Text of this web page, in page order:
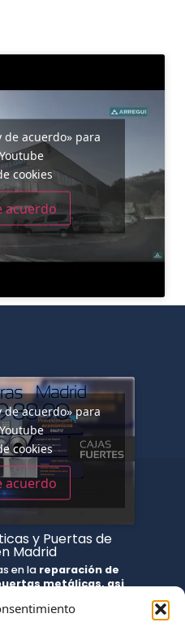
de acuerdo» para
cookies
acuerdo
de acuerdo» para
cookies
acuerdo
y Puertas de
Madrid
en la reparación de
metálicas, asi
particulares como